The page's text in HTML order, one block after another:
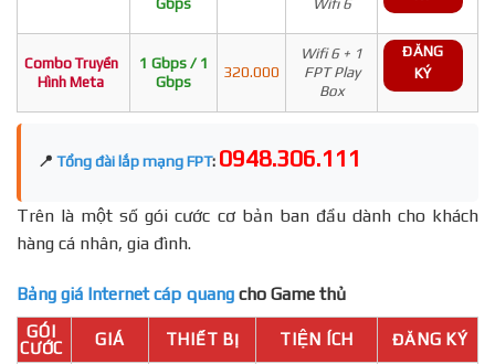
Gbps
Wifi 6
Combo Truyền
Hình Meta
1 Gbps / 1
Gbps
320.000
Wifi 6 + 1
FPT Play
Box
ĐĂNG
KÝ
📍 Tổng đài lắp mạng FPT: 0948.306.111
Trên là một số gói cước cơ bản ban đầu dành cho khách
hàng cá nhân, gia đình.
Bảng giá Internet cáp quang cho Game thủ
GÓI
CƯỚC
GIÁ THIẾT BỊ TIỆN ÍCH ĐĂNG KÝ